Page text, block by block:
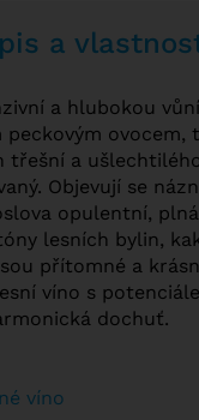
a
a hlubokou
ovocem,
třešní a
Objevují se
opulentní,
lesních bylin,
přítomné a
víno s
dochuť.
víno